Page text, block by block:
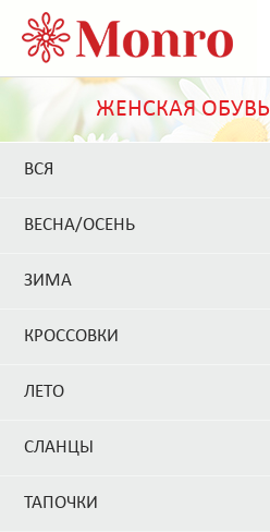
ЖЕНСКАЯ ОБУВЬ
ВСЯ
ВЕСНА/ОСЕНЬ
ЗИМА
КРОССОВКИ
ЛЕТО
СЛАНЦЫ
ТАПОЧКИ